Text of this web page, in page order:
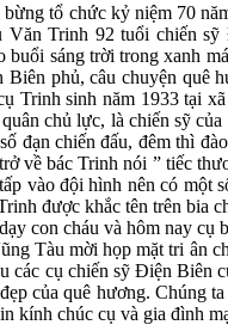
tổ chức kỷ niệm 70
Văn Trinh 92 tuổi chiến
sáng trời trong xanh
phủ, câu chuyện quê
Trinh sinh năm 1933 tại
chủ lực, là chiến sỹ
đạn chiến đấu, đêm thì
về bác Trinh nói ” tiếc
vào đội hình nên có
được khắc tên trên bia
con cháu và hôm nay
Tàu mời họp mặt tri ân
các cụ chiến sỹ Điện Biên
của quê hương. Chúng
kính chúc cụ và gia đình